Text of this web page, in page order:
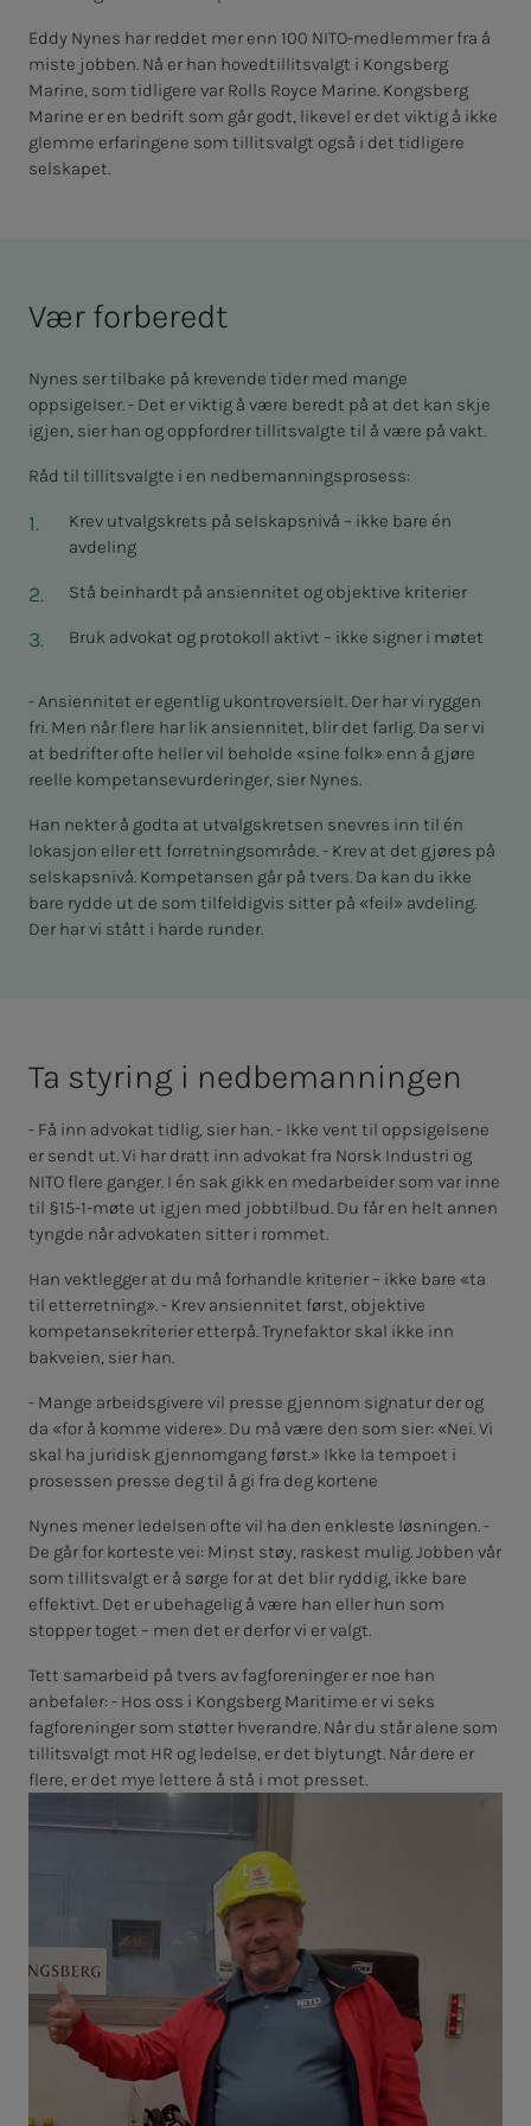
Eddy Nynes har reddet mer enn 100 NITO-medlemmer fra å
miste jobben. Nå er han hovedtillitsvalgt i Kongsberg
Marine, som tidligere var Rolls Royce Marine. Kongsberg
Marine er en bedrift som går godt, likevel er det viktig å ikke
glemme erfaringene som tillitsvalgt også i det tidligere
selskapet.
Vær forberedt
Nynes ser tilbake på krevende tider med mange
oppsigelser. - Det er viktig å være beredt på at det kan skje
igjen, sier han og oppfordrer tillitsvalgte til å være på vakt.
Råd til tillitsvalgte i en nedbemanningsprosess:
Krev utvalgskrets på selskapsnivå – ikke bare én
avdeling
Stå beinhardt på ansiennitet og objektive kriterier
Bruk advokat og protokoll aktivt – ikke signer i møtet
- Ansiennitet er egentlig ukontroversielt. Der har vi ryggen
fri. Men når flere har lik ansiennitet, blir det farlig. Da ser vi
at bedrifter ofte heller vil beholde «sine folk» enn å gjøre
reelle kompetansevurderinger, sier Nynes.
Han nekter å godta at utvalgskretsen snevres inn til én
lokasjon eller ett forretningsområde. - Krev at det gjøres på
selskapsnivå. Kompetansen går på tvers. Da kan du ikke
bare rydde ut de som tilfeldigvis sitter på «feil» avdeling.
Der har vi stått i harde runder.
Ta sty­ring i ned­­­be­­­man­­­nin­­­gen
- Få inn advokat tidlig, sier han. - Ikke vent til oppsigelsene
er sendt ut. Vi har dratt inn advokat fra Norsk Industri og
NITO flere ganger. I én sak gikk en medarbeider som var inne
til §15-1-møte ut igjen med jobbtilbud. Du får en helt annen
tyngde når advokaten sitter i rommet.
Han vektlegger at du må forhandle kriterier – ikke bare «ta
til etterretning». - Krev ansiennitet først, objektive
kompetansekriterier etterpå. Trynefaktor skal ikke inn
bakveien, sier han.
- Mange arbeidsgivere vil presse gjennom signatur der og
da «for å komme videre». Du må være den som sier: «Nei. Vi
skal ha juridisk gjennomgang først.» Ikke la tempoet i
prosessen presse deg til å gi fra deg kortene
Nynes mener ledelsen ofte vil ha den enkleste løsningen. -
De går for korteste vei: Minst støy, raskest mulig. Jobben vår
som tillitsvalgt er å sørge for at det blir ryddig, ikke bare
effektivt. Det er ubehagelig å være han eller hun som
stopper toget – men det er derfor vi er valgt.
Tett samarbeid på tvers av fagforeninger er noe han
anbefaler: - Hos oss i Kongsberg Maritime er vi seks
fagforeninger som støtter hverandre. Når du står alene som
tillitsvalgt mot HR og ledelse, er det blytungt. Når dere er
flere, er det mye lettere å stå i mot presset.